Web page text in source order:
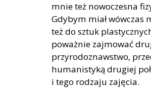
mnie też nowoczesna
Gdybym miał wówczas
też do sztuk
poważnie zajmować
przyrodoznawstwo,
humanistyką drugiej
i tego rodzaju zajęcia.